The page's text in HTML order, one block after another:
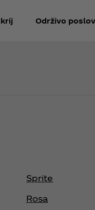
Održivo
Sprite
Rosa